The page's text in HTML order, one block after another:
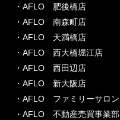
・AFLO 肥後橋店
・AFLO 南森町店
・AFLO 天満橋店
・AFLO 西大橋堀江店
・AFLO 西田辺店
・AFLO 新大阪店
・AFLO ファミリーサロン
・AFLO 不動産売買事業部